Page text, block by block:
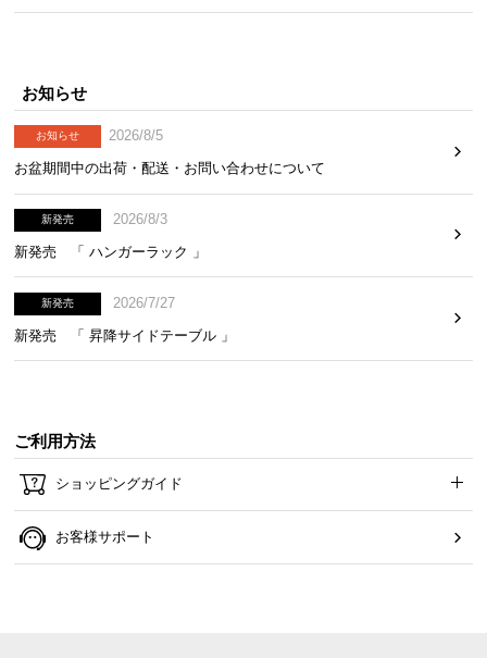
お知らせ
お知らせ
2026/8/5
お盆期間中の出荷・配送・お問い合わせについて
新発売
2026/8/3
新発売 「 ハンガーラック 」
新発売
2026/7/27
新発売 「 昇降サイドテーブル 」
ご利用方法
ショッピングガイド
お客様サポート